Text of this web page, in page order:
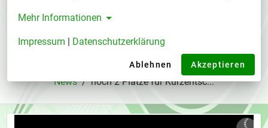
"Schädelbasis und ihre auswirkung auf Gesicht
und Kiefer"
06.10.2019
News / noch 2 Plätze für Kurzentsc...
Mehr Informationen
Impressum | Datenschutzerklärung
Ablehnen Akzeptieren